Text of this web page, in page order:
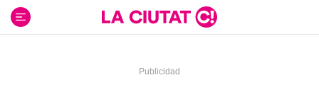
contenido